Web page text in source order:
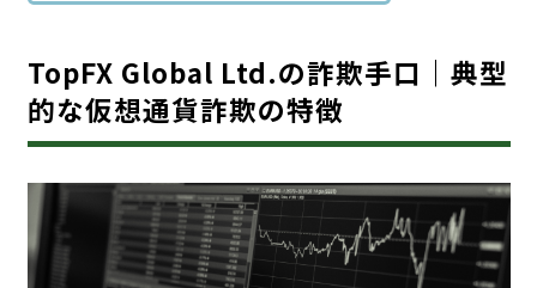
TopFX Global Ltd.の詐欺手口｜典型
的な仮想通貨詐欺の特徴